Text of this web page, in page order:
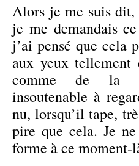
Alors je me suis dit,
je me demandais
j’ai pensé que cela
aux yeux
comme de la
insoutenable à
nu, lorsqu’il tape,
pire que cela. Je
forme à ce moment-